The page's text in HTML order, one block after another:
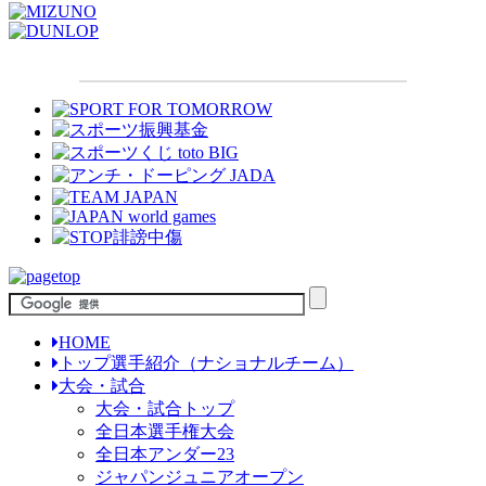
HOME
トップ選手紹介（ナショナルチーム）
大会・試合
大会・試合トップ
全日本選手権大会
全日本アンダー23
ジャパンジュニアオープン